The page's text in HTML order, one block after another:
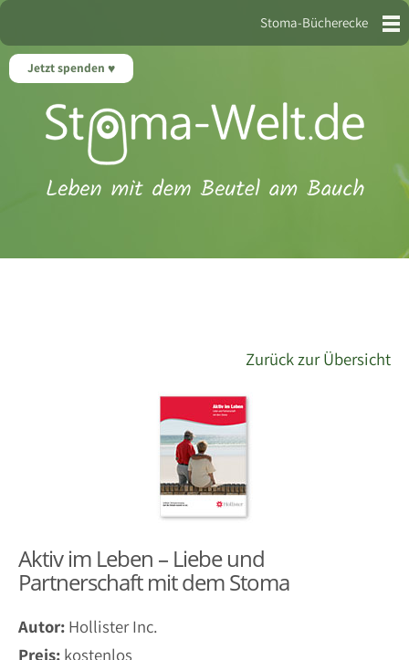
Jetzt spenden
Stoma-Bücherecke
Zurück zur Übersicht
Aktiv im Leben – Liebe und
Partnerschaft mit dem Stoma
Autor: Hollister Inc.
Preis: kostenlos